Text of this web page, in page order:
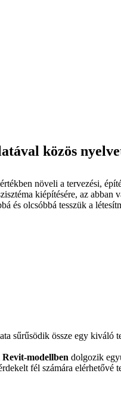
közös
növeli a tervezési,
kiépítésére, az
és olcsóbbá tesszük a
sűrűsödik össze egy
modellben dolgozik
fél számára